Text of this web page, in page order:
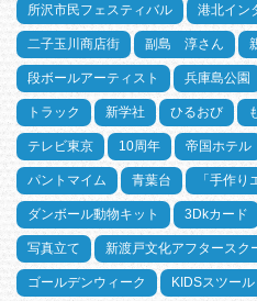
所沢市民フェスティバル 港北イン
二子玉川商店街 副島 淳さん
段ボールアーティスト 兵庫島公園
トラック 新学社 ひるおび
テレビ東京 10周年 帝国ホテル
パントマイム 青葉台 「手作り
ダンボール動物キット 3Dkカード
写真立て 新渡戸文化アフタースク
ゴールデンウィーク KIDSスツール